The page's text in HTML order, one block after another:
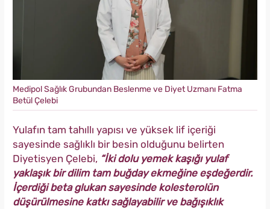
Medipol Sağlık Grubundan Beslenme ve Diyet Uzmanı Fatma
Betül Çelebi
Yulafın tam tahıllı yapısı ve yüksek lif içeriği
sayesinde sağlıklı bir besin olduğunu belirten
Diyetisyen Çelebi, “İki dolu yemek kaşığı yulaf
yaklaşık bir dilim tam buğday ekmeğine eşdeğerdir.
İçerdiği beta glukan sayesinde kolesterolün
düşürülmesine katkı sağlayabilir ve bağışıklık